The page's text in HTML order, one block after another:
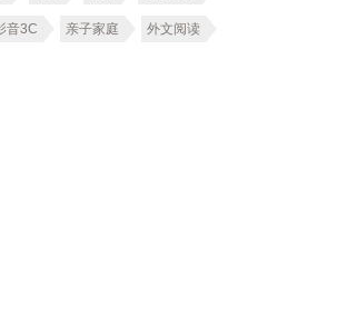
音3C 亲子家庭 外文阅读